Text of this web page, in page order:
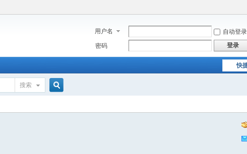
用户名 自动登录
密码
登录
快
搜索